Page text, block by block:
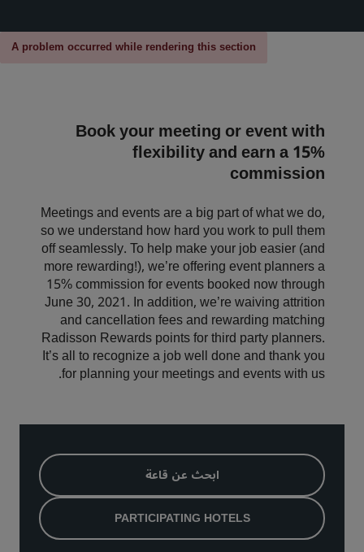
بارك بلازا بارك إن باي راديسون
العلامات التجارية التابعة في الصين
Kunlun
Golden Tulip
فنادق في وسط المدينةA problem occurred while rendering this section
Book your meeting or event with
flexibility and earn a 15%
commission
Meetings and events are a big part of what we do,
so we understand how hard you work to pull them
off seamlessly. To help make your job easier (and
more rewarding!), we’re offering event planners a
15% commission for events booked now through
June 30, 2021. In addition, we’re waiving attrition
and cancellation fees and rewarding matching
Radisson Rewards points for third party planners.
It’s all to recognize a job well done and thank you
for planning your meetings and events with us.
ابحث عن قاعة
PARTICIPATING HOTELS